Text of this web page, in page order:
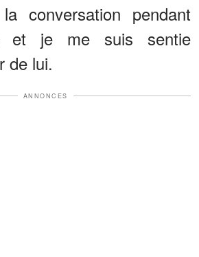
conversation pendant
et je me suis sentie
de lui.
ANNONCES